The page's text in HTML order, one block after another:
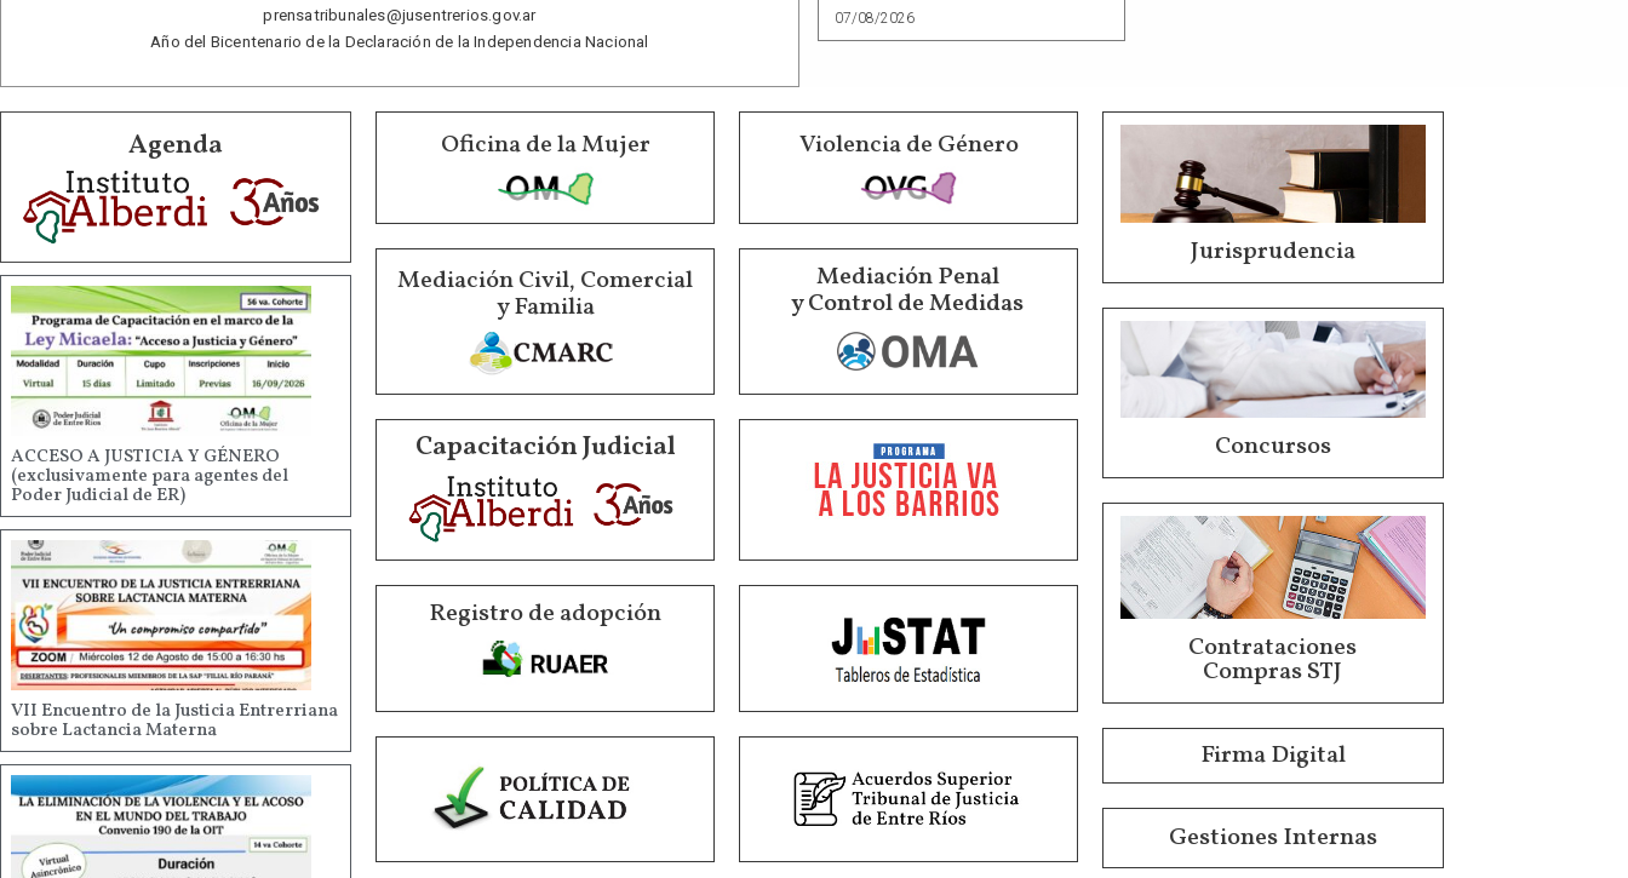
prensatribunales@jusentrerios.gov.ar
Año del Bicentenario de la Declaración de la Independencia Nacional
07/08/2026
Agenda
ACCESO A JUSTICIA Y GÉNERO
(exclusivamente para agentes del
Poder Judicial de ER)
VII Encuentro de la Justicia Entrerriana
sobre Lactancia Materna
Oficina de la Mujer Violencia de Género
Mediación Civil, Comercial
y Familia
Mediación Penal
y Control de Medidas
Capacitación Judicial
Registro de adopción
Jurisprudencia
Concursos
Contrataciones
Compras STJ
Firma Digital
Gestiones Internas